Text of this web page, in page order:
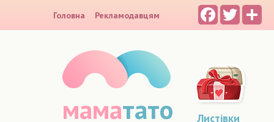
Головна Рекламодавцям FacebookTwitter
маматато Листівки